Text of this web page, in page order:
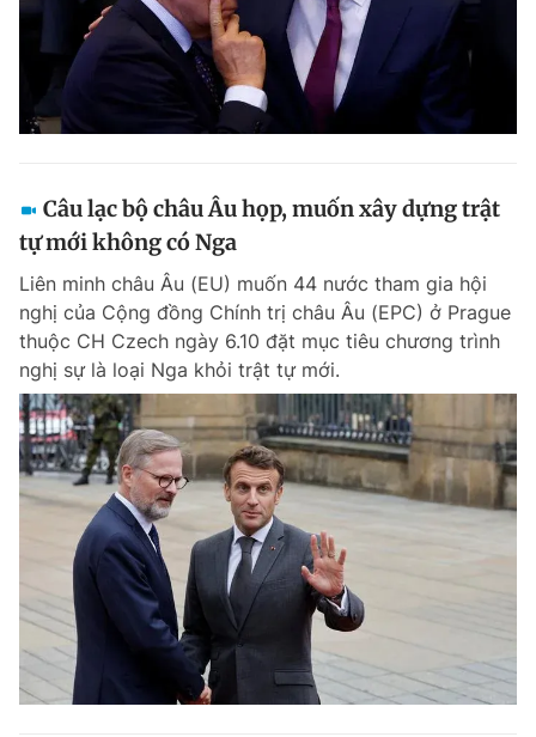
Câu lạc bộ châu Âu họp, muốn xây dựng trật
tự mới không có Nga
Liên minh châu Âu (EU) muốn 44 nước tham gia hội
nghị của Cộng đồng Chính trị châu Âu (EPC) ở Prague
thuộc CH Czech ngày 6.10 đặt mục tiêu chương trình
nghị sự là loại Nga khỏi trật tự mới.